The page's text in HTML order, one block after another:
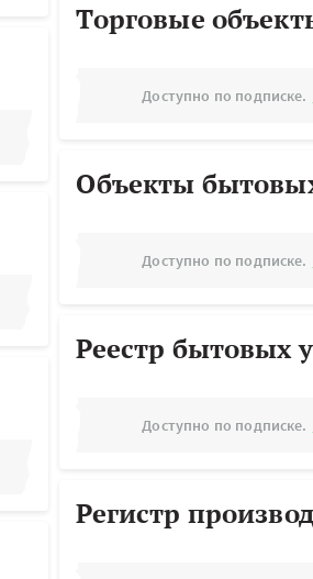
Торговые
Доступно по подписке.
Объекты
Доступно по подписке.
Реестр бытовых
Доступно по подписке.
Регистр